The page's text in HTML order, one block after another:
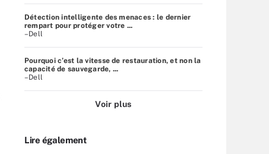
Détection intelligente des menaces : le dernier
rempart pour protéger votre ...
–Dell
Pourquoi c’est la vitesse de restauration, et non la
capacité de sauvegarde, ...
–Dell
Voir plus
Lire également